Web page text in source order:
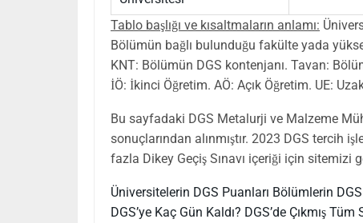
Tablo başlığı ve kısaltmaların anlamı:
Bölümün bağlı bulunduğu fakülte yada
KNT: Bölümün DGS kontenjanı. Tavan:
İÖ: İkinci Öğretim. AÖ: Açık Öğretim. UE:
Bu sayfadaki DGS Metalurji ve Malzeme
sonuçlarından alınmıştır. 2023 DGS tercih
fazla Dikey Geçiş Sınavı içeriği için sitemizi
Üniversitelerin DGS Puanları Bölümlerin
DGS’ye Kaç Gün Kaldı? DGS’de Çıkmış Tüm